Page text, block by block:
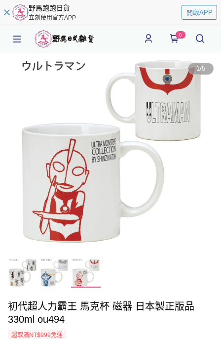
野馬跑跑日貨
立刻使用官方APP
開啟APP
0
1/5
初代超人力霸王 馬克杯 磁器 日本製正版品
330ml ou494
超取滿NT$999免運